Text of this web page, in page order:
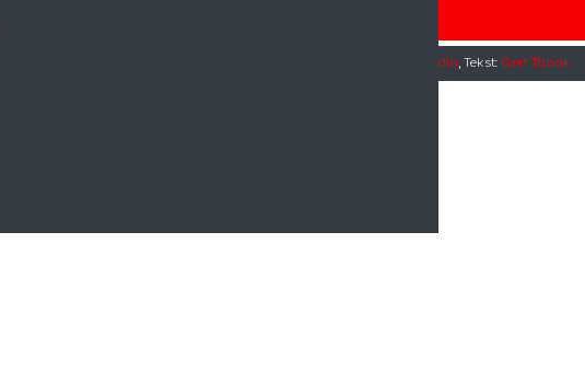
Exion Multimedia, Tekst: Gert Tabak